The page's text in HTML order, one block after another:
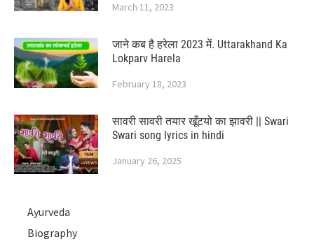
March 11, 2023
जाने कब है हरेला 2023 में. Uttarakhand Ka
Lokparv Harela
February 18, 2023
सावरी सावरी तयार खूँटयो का झावरी || Swari
Swari song lyrics in hindi
January 26, 2025
Ayurveda
Biography